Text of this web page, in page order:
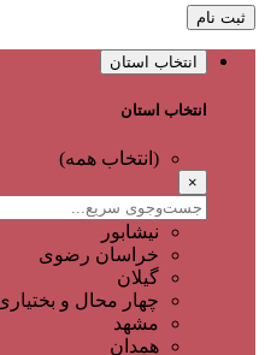
ثبت نام
انتخاب استان
انتخاب استان
(انتخاب همه)
×
نیشابور
خراسان رضوی
گیلان
چهار محال و
مشهد
همدان